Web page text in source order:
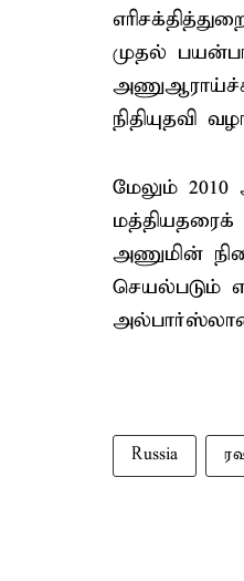
முதல்
நிதியுதவி
மேலும்
அணுமின்
செயல்படும்
அல்பார்ஸ்லான்
Russia